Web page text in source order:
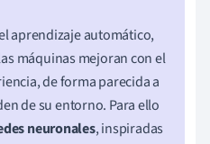
aprendizaje automático,
máquinas mejoran con el
de forma parecida a
de su entorno. Para ello
neuronales, inspiradas